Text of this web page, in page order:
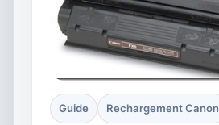
Guide Rechargement Canon